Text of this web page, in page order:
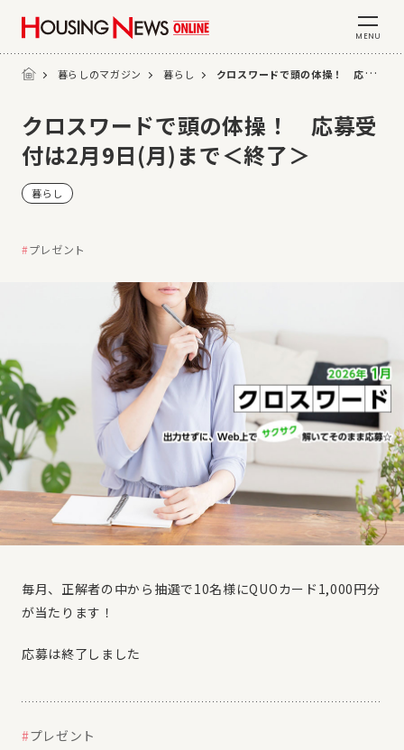
MENU
暮らしのマガジン 暮らし クロスワードで頭の体操！ 応募受付は2月9日(月)まで＜終了＞
クロスワードで頭の体操！ 応募受
付は2月9日(月)まで＜終了＞
暮らし
プレゼント
毎月、正解者の中から抽選で10名様にQUOカード1,000円分
が当たります！
応募は終了しました
プレゼント